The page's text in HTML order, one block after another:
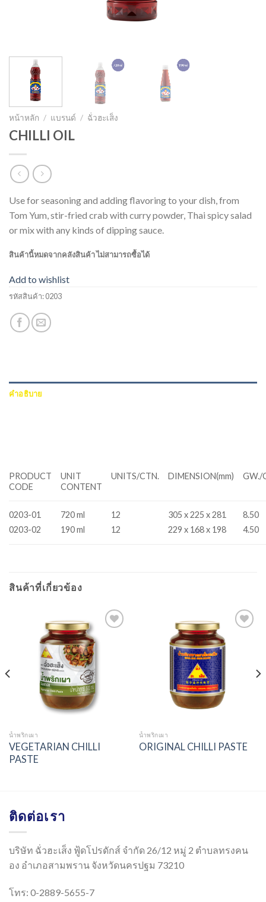
หน้าหลัก / แบรนด์ / ฉั่วฮะเส็ง
CHILLI OIL
Use for seasoning and adding flavoring to your dish, from
Tom Yum, stir-fried crab with curry powder, Thai spicy salad
or mix with any kinds of dipping sauce.
สินค้านี้หมดจากคลังสินค้า ไม่สามารถซื้อได้
Add to wishlist
รหัสสินค้า:0203
คำอธิบาย
PRODUCT
CODE
UNIT
CONTENT
UNITS/CTN. DIMENSION(mm) GW./
0203-01
0203-02
720 ml
190 ml
12
12
305 x 225 x 281
229 x 168 x 198
8.50
4.50
สินค้าที่เกี่ยวข้อง
น้ำพริกเผา
VEGETARIAN CHILLI
PASTE
น้ำพริกเผา
ORIGINAL CHILLI PASTE
ติดต่อเรา
บริษัท ฉั่วฮะเส็ง ฟู้ดโปรดักส์ จำกัด 26/12 หมู่ 2 ตำบลทรงคน
อง อำเภอสามพราน จังหวัดนครปฐม 73210
โทร: 0-2889-5655-7